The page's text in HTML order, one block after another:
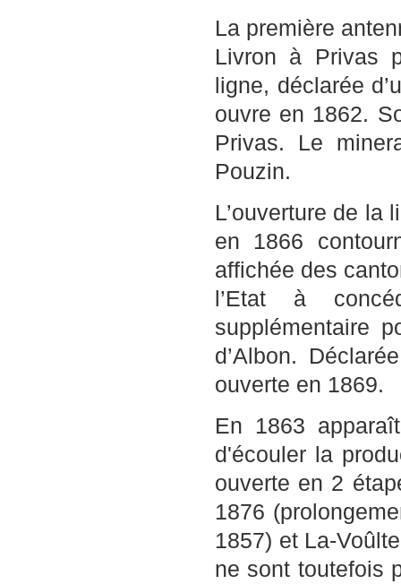
La première
Livron à Privas
ligne, déclarée
ouvre en 1862.
Privas. Le
Pouzin.
L’ouverture de la
en 1866
affichée des
l’Etat à
supplémentaire
d’Albon.
ouverte en 1869.
En 1863
d'écouler la
ouverte en 2
1876
1857) et La-
ne sont toutefois